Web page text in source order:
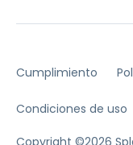
Cumplimiento
Condiciones de uso
Copyright ©2026